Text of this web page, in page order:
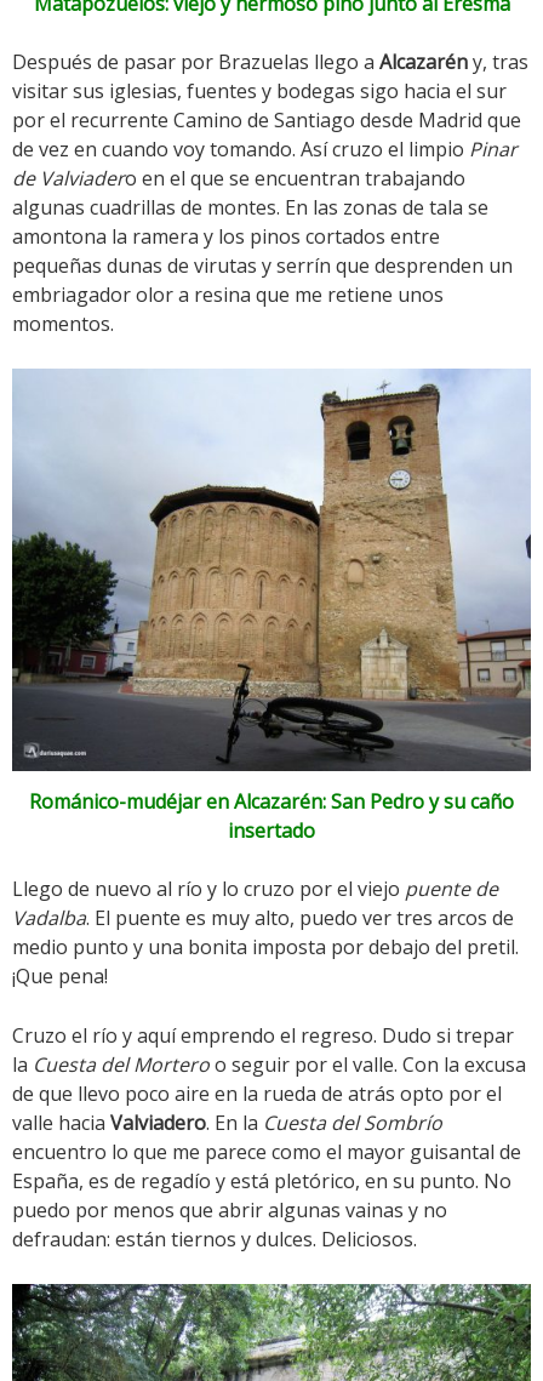
Después de pasar por Brazuelas llego a Alcazarény, tras
visitar sus iglesias, fuentes y bodegas sigo hacia el sur
por el recurrente Camino de Santiago desde Madrid que
de vez en cuando voy tomando. Así cruzo el limpio Pinar
de Valviadero en el que se encuentran trabajando
algunas cuadrillas de montes. En las zonas de tala se
amontona la ramera y los pinos cortados entre
pequeñas dunas de virutas y serrín que desprenden un
embriagador olor a resina que me retiene unos
momentos.
Románico-mudéjar en Alcazarén: San Pedro y su caño
insertado
Llego de nuevo al río y lo cruzo por el viejo puente de
Vadalba. El puente es muy alto, puedo ver tres arcos de
medio punto y una bonita imposta por debajo del pretil.
¡Que pena!
Cruzo el río y aquí emprendo el regreso. Dudo si trepar
la Cuesta del Morteroo seguir por el valle. Con la excusa
de que llevo poco aire en la rueda de atrás opto por el
valle hacia Valviadero. En la Cuesta del Sombrío
encuentro lo que me parece como el mayor guisantal de
España, es de regadío y está pletórico, en su punto. No
puedo por menos que abrir algunas vainas y no
defraudan: están tiernos y dulces. Deliciosos.